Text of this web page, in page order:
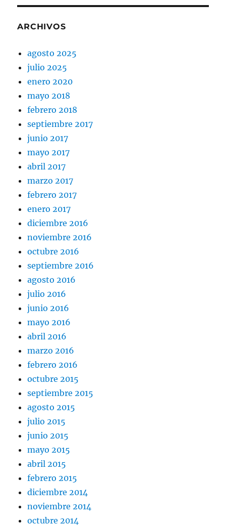
ARCHIVOS
agosto 2025
julio 2025
enero 2020
mayo 2018
febrero 2018
septiembre 2017
junio 2017
mayo 2017
abril 2017
marzo 2017
febrero 2017
enero 2017
diciembre 2016
noviembre 2016
octubre 2016
septiembre 2016
agosto 2016
julio 2016
junio 2016
mayo 2016
abril 2016
marzo 2016
febrero 2016
octubre 2015
septiembre 2015
agosto 2015
julio 2015
junio 2015
mayo 2015
abril 2015
febrero 2015
diciembre 2014
noviembre 2014
octubre 2014